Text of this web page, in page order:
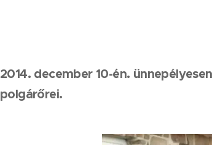
2014. december 10-én.
polgárőrei.